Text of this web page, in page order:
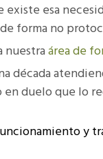
esa
forma no
nuestraárea de
década
duelo que lo
y